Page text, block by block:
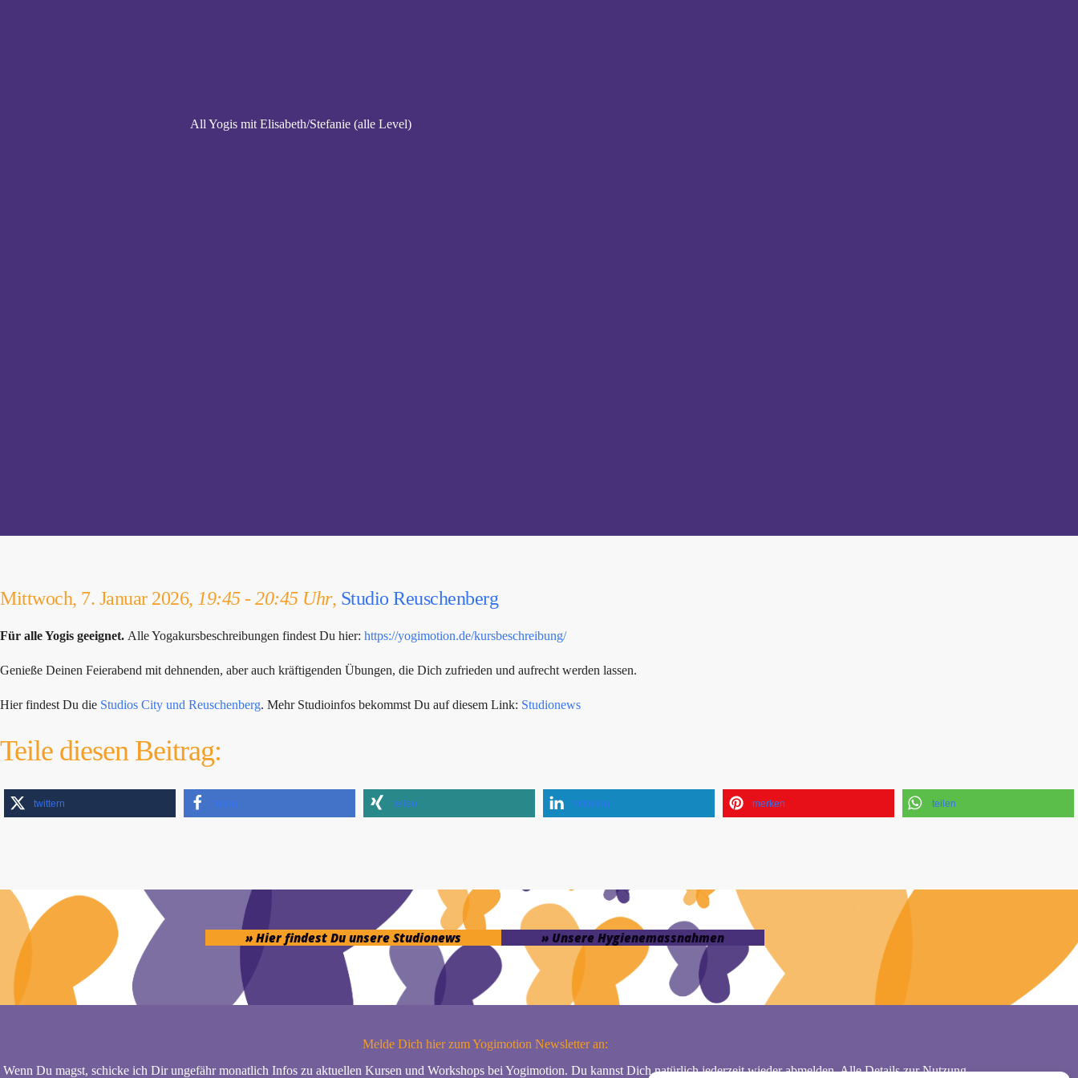
All Yogis mit Elisabeth/Stefanie (alle Level)
Mittwoch, 7. Januar 2026, 19:45 - 20:45 Uhr, Studio Reuschenberg
Für alle Yogis geeignet. Alle Yogakursbeschreibungen findest Du hier: https://yogimotion.de/kursbeschreibung/
Genieße Deinen Feierabend mit dehnenden, aber auch kräftigenden Übungen, die Dich zufrieden und aufrecht werden lassen.
Hier findest Du die Studios City und Reuschenberg. Mehr Studioinfos bekommst Du auf diesem Link: Studionews
Teile diesen Beitrag:
twittern teilen teilen mitteilen merken teilen
» Hier findest Du unsere Studionews » Unsere Hygienemassnahmen
Melde Dich hier zum Yogimotion Newsletter an:
Wenn Du magst, schicke ich Dir ungefähr monatlich Infos zu aktuellen Kursen und Workshops bei Yogimotion. Du kannst Dich natürlich jederzeit wieder abmelden. Alle Details zur Nutzung